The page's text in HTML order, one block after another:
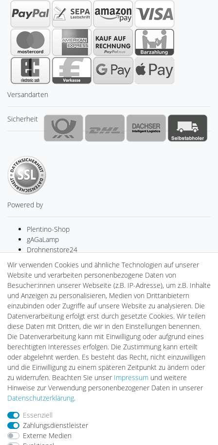
Versandarten
Sicherheit
Powered by
Plentino-Shop
gAGaLamp
Drohnenstore24
MeinUSB
Batteriespeicher
PlentiSolar
Gebrauchtlicht
Ledkauf
DEYESOLAR
Lightech Connect
CardanLight Europe
FORTIMO LEDs
LED-RETROSHOP
Wallbox24
Impressum
Barrierefreiheitserklärung
Wir verwenden Cookies und ähnliche Technologien auf unserer
Website und verarbeiten personenbezogene Daten von
Besucher:innen unserer Webseite (z.B. IP-Adresse), um z.B. Inhalte
und Anzeigen zu personalisieren, Medien von Drittanbietern
einzubinden oder Zugriffe auf unsere Website zu analysieren. Die
Datenverarbeitung erfolgt erst durch gesetzte Cookies. Wir teilen
diese Daten mit Dritten, die wir in den Einstellungen benennen.
Die Datenverarbeitung kann mit Einwilligung oder aufgrund eines
berechtigten Interesses erfolgen. Die Zustimmung kann erteilt
oder abgelehnt werden. Es besteht das Recht, nicht einzuwilligen
und die Einwilligung zu einem späteren Zeitpunkt zu ändern oder
zu widerrufen. Beachten Sie unser Impressum und weitere
Hinweise zur Verwendung personenbezogener Daten in unserer
Daten­schutz­erklärung.
Essenziell
Zahlungsdienstleister
Externe Medien